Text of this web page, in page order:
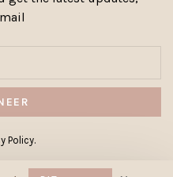
Policy.